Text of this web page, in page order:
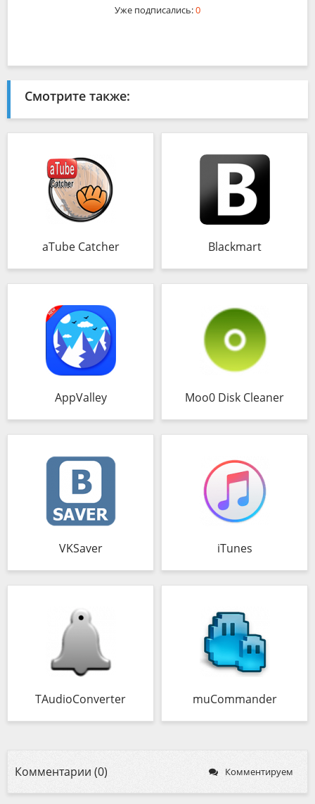
Уже подписались:0
Смотрите также:
aTube Catcher Blackmart
AppValley Moo0 Disk Cleaner
VKSaver iTunes
TAudioConverter muCommander
Комментарии (0) Комментируем